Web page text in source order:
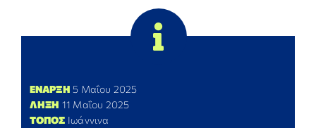
ΕΝΑΡΞΗ 5 Μαΐου 2025
ΛΗΞΗ 11 Μαΐου 2025
ΤΟΠΟΣ Ιωάννινα